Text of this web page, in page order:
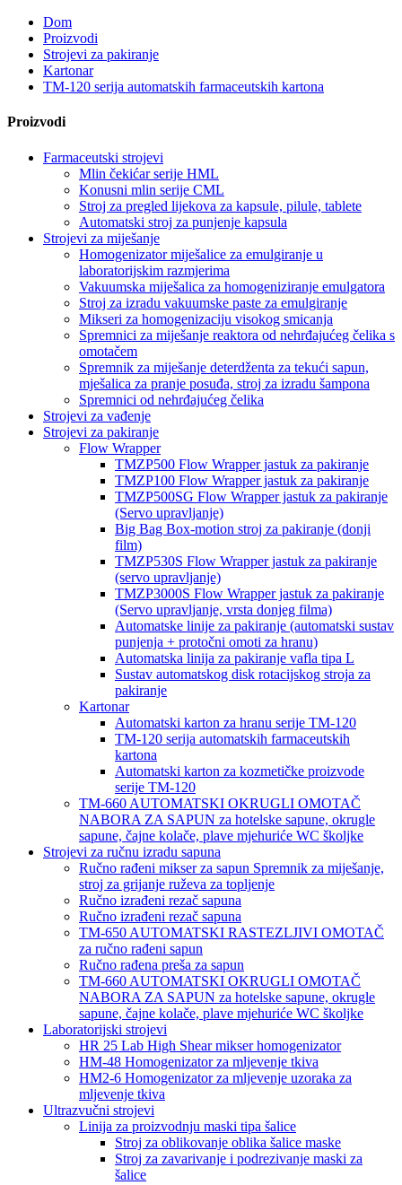
Dom
Proizvodi
Strojevi za pakiranje
Kartonar
TM-120 serija automatskih farmaceutskih kartona
Proizvodi
Farmaceutski strojevi
Mlin čekićar serije HML
Konusni mlin serije CML
Stroj za pregled lijekova za kapsule, pilule, tablete
Automatski stroj za punjenje kapsula
Strojevi za miješanje
Homogenizator miješalice za emulgiranje u
laboratorijskim razmjerima
Vakuumska miješalica za homogeniziranje emulgatora
Stroj za izradu vakuumske paste za emulgiranje
Mikseri za homogenizaciju visokog smicanja
Spremnici za miješanje reaktora od nehrđajućeg čelika s
omotačem
Spremnik za miješanje deterdženta za tekući sapun,
mješalica za pranje posuđa, stroj za izradu šampona
Spremnici od nehrđajućeg čelika
Strojevi za vađenje
Strojevi za pakiranje
Flow Wrapper
TMZP500 Flow Wrapper jastuk za pakiranje
TMZP100 Flow Wrapper jastuk za pakiranje
TMZP500SG Flow Wrapper jastuk za pakiranje
(Servo upravljanje)
Big Bag Box-motion stroj za pakiranje (donji
film)
TMZP530S Flow Wrapper jastuk za pakiranje
(servo upravljanje)
TMZP3000S Flow Wrapper jastuk za pakiranje
(Servo upravljanje, vrsta donjeg filma)
Automatske linije za pakiranje (automatski sustav
punjenja + protočni omoti za hranu)
Automatska linija za pakiranje vafla tipa L
Sustav automatskog disk rotacijskog stroja za
pakiranje
Kartonar
Automatski karton za hranu serije TM-120
TM-120 serija automatskih farmaceutskih
kartona
Automatski karton za kozmetičke proizvode
serije TM-120
TM-660 AUTOMATSKI OKRUGLI OMOTAČ
NABORA ZA SAPUN za hotelske sapune, okrugle
sapune, čajne kolače, plave mjehuriće WC školjke
Strojevi za ručnu izradu sapuna
Ručno rađeni mikser za sapun Spremnik za miješanje,
stroj za grijanje ruževa za topljenje
Ručno izrađeni rezač sapuna
Ručno izrađeni rezač sapuna
TM-650 AUTOMATSKI RASTEZLJIVI OMOTAČ
za ručno rađeni sapun
Ručno rađena preša za sapun
TM-660 AUTOMATSKI OKRUGLI OMOTAČ
NABORA ZA SAPUN za hotelske sapune, okrugle
sapune, čajne kolače, plave mjehuriće WC školjke
Laboratorijski strojevi
HR 25 Lab High Shear mikser homogenizator
HM-48 Homogenizator za mljevenje tkiva
HM2-6 Homogenizator za mljevenje uzoraka za
mljevenje tkiva
Ultrazvučni strojevi
Linija za proizvodnju maski tipa šalice
Stroj za oblikovanje oblika šalice maske
Stroj za zavarivanje i podrezivanje maski za
šalice